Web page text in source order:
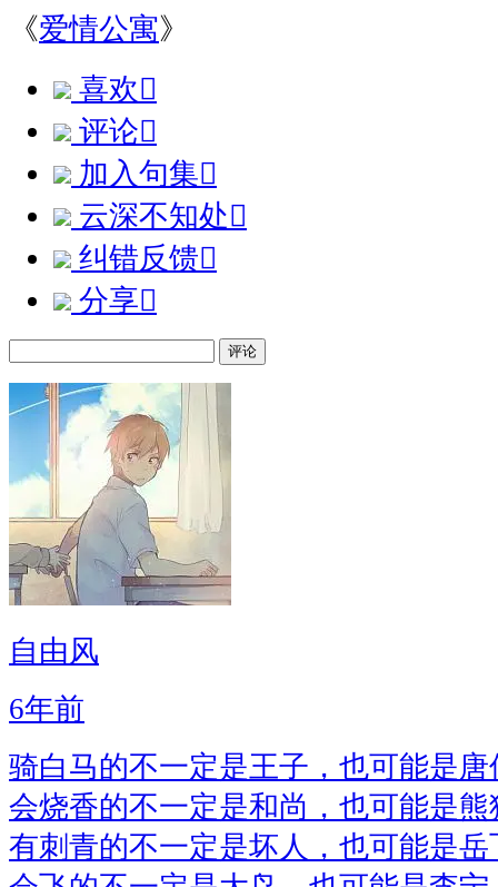
《爱情公寓》
喜欢
评论
加入句集
云深不知处
纠错反馈
分享
评论
自由风
6年前
骑白马的不一定是王子，也可能是
会烧香的不一定是和尚，也可能是
有刺青的不一定是坏人，也可能是岳